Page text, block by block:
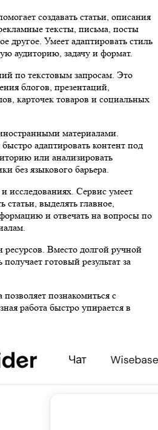
создавать статьи, описания
тексты, письма, посты
другое. Умеет адаптировать стиль
аудиторию, задачу и формат.
по текстовым запросам. Это
блогов, презентаций,
карточек товаров и социальных
материалами.
адаптировать контент под
или анализировать
без языкового барьера.
исследованиях. Сервис умеет
статьи, выделять главное,
и отвечать на вопросы по
Вместо долгой ручной
готовый результат за
позволяет познакомиться с
работа быстро упирается в